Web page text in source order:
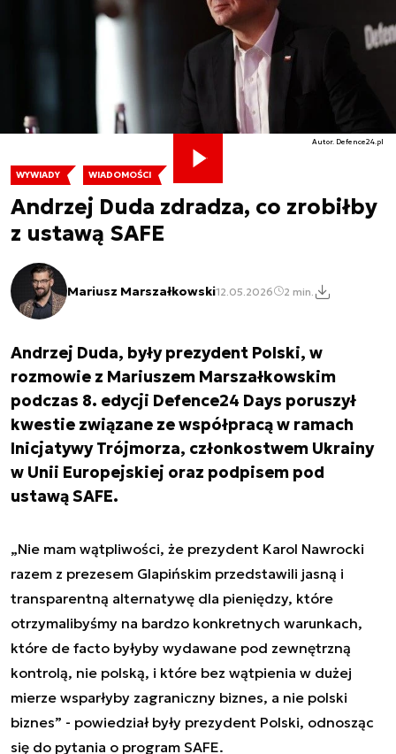
WYWIADY WIADOMOŚCI
Andrzej Duda zdradza, co zrobiłby
z ustawą SAFE
Mariusz Marszałkowski12.05.2026 2 min.
Autor. Defence24.pl
Andrzej Duda, były prezydent Polski, w
rozmowie z Mariuszem Marszałkowskim
podczas 8. edycji Defence24 Days poruszył
kwestie związane ze współpracą w ramach
Inicjatywy Trójmorza, członkostwem Ukrainy
w Unii Europejskiej oraz podpisem pod
ustawą SAFE.
„Nie mam wątpliwości, że prezydent Karol Nawrocki
razem z prezesem Glapińskim przedstawili jasną i
transparentną alternatywę dla pieniędzy, które
otrzymalibyśmy na bardzo konkretnych warunkach,
które de facto byłyby wydawane pod zewnętrzną
kontrolą, nie polską, i które bez wątpienia w dużej
mierze wsparłyby zagraniczny biznes, a nie polski
biznes” - powiedział były prezydent Polski, odnosząc
się do pytania o program SAFE.